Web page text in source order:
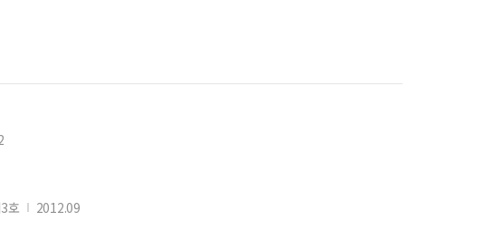
호 2012.09